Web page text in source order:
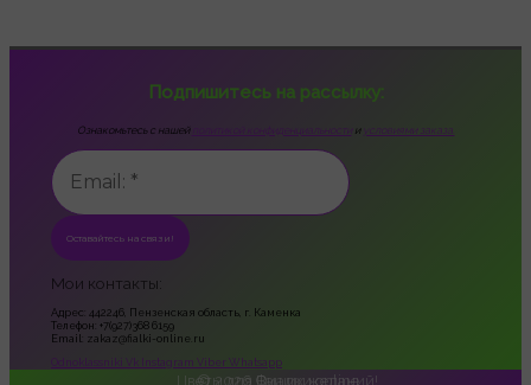
Подпишитесь на рассылку:
Ознакомьтесь с нашей и условиями заказа.
Мои контакты:
Адрес: 442246, Пензенская область, г. Каменка
Телефон: +7(927)368 6159
Email: zakaz@fialki-online.ru
Odnoklassniki
Instagram Viber Whatsapp
Цветы для Ваших желаний!
© 2026 Фиалки online